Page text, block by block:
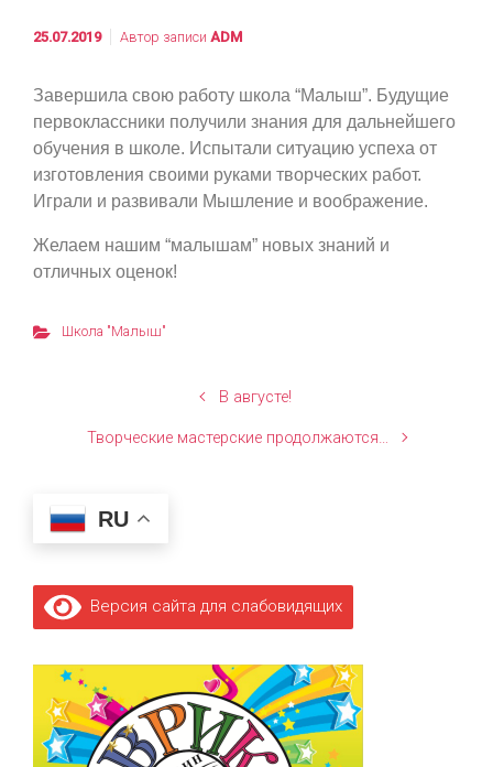
25.07.2019 Автор записи ADM
Завершила свою работу школа “Малыш”. Будущие
первоклассники получили знания для дальнейшего
обучения в школе. Испытали ситуацию успеха от
изготовления своими руками творческих работ.
Играли и развивали Мышление и воображение.
Желаем нашим “малышам” новых знаний и
отличных оценок!
Школа "Малыш"
В августе!
Творческие мастерские продолжаются…
RU
Версия сайта для слабовидящих